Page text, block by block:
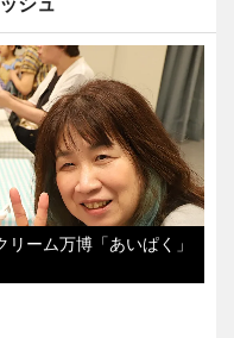
ーム万博「あいぱく」